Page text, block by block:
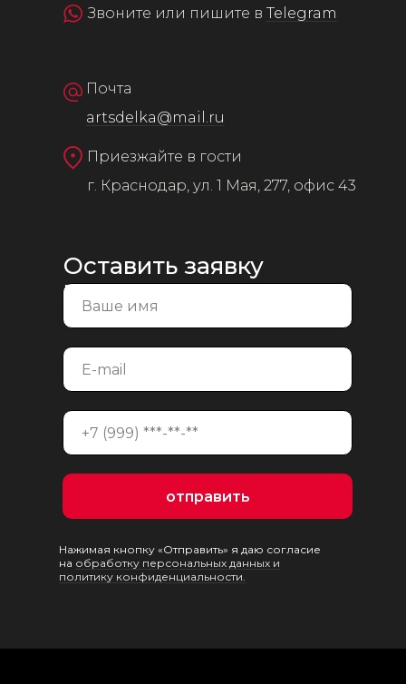
отправить
Оставить заявку
на консультацию
Звоните или пишите в Telegram
Почта
artsdelka@mail.ru
Приезжайте в гости
г. Краснодар, ул. 1 Мая, 277, офис 43
Нажимая кнопку «Отправить» я даю согласие
на обработку персональных данных и
политику конфиденциальности.